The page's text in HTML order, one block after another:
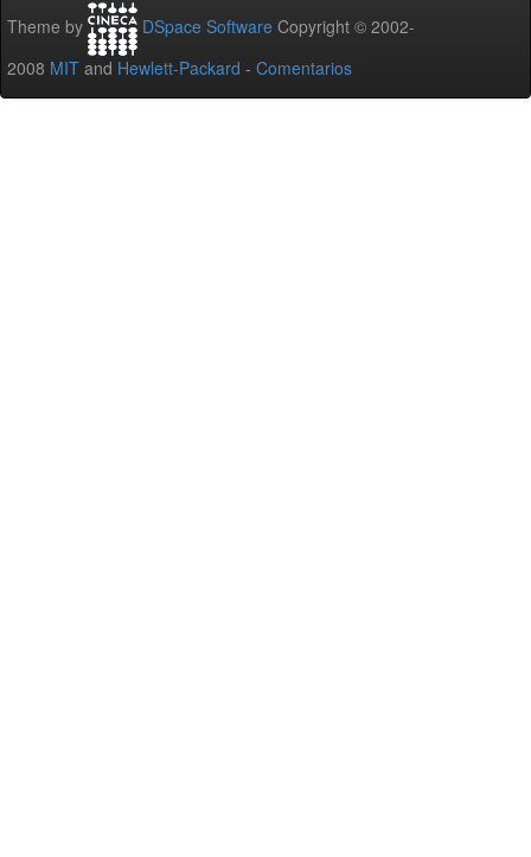
Theme by DSpace Software Copyright © 2002-
2008 MIT and Hewlett-Packard - Comentarios